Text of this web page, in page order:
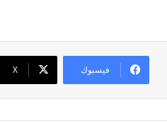
فيسبوك X